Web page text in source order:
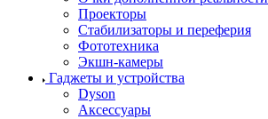
Проекторы
Стабилизаторы и переферия
Фототехника
Экшн-камеры
Гаджеты и устройства
Dyson
Аксессуары